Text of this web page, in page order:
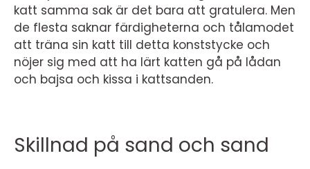
katt samma sak är det bara att gratulera. Men
de flesta saknar färdigheterna och tålamodet
att träna sin katt till detta konststycke och
nöjer sig med att ha lärt katten gå på lådan
och bajsa och kissa i kattsanden.
Skillnad på sand och sand